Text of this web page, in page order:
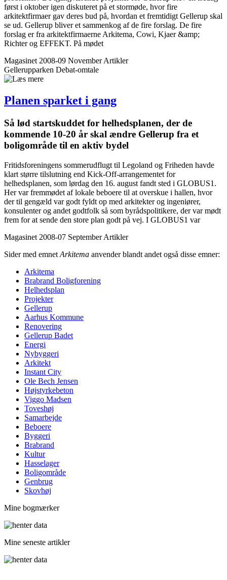
først i oktober igen diskuteret på et stormøde, hvor fire
arkitektfirmaer gav deres bud på, hvordan et fremtidigt Gellerup skal
se ud. Gellerup bliver et sammenkog af de fire forslag. De fire
forslag er fra arkitektfirmaerne Arkitema, Cowi, Kjaer &amp;
Richter og EFFEKT. På mødet
Magasinet 2008-09 November Artikler
Gellerupparken Debat-omtale
Planen sparket i gang
Så lød startskuddet for helheds­planen, der de
kommende 10-20 år skal ændre Gellerup fra et
boligområde til en aktiv bydel
Fritidsforeningens sommerudflugt til Legoland og Friheden havde
klart større tilslutning end Kick-Off-arrangementet for
helhedsplanen, som lørdag den 16. august fandt sted i GLOBUS1.
Her var fremmødet af lokale beboere til at overskue i hallen, hvor
der til gengæld var godt fyldt op med arkitekter og ingeniører,
konsulenter og andet godtfolk så som byrådspolitikere, der var mødt
frem for at sende den store plan godt på vej. I GLOBUS1 var
Magasinet 2008-07 September Artikler
Sider med emnet Arkitema anvender blandt andet også disse emner:
Arkitema
Brabrand Bolig­forening
Helheds­plan
Projekter
Gellerup
Aarhus Kommune
Renove­ring
Gellerup Badet
Energi
Nybyggeri
Arkitekt
Instant City
Ole Bech Jensen
Højstyrkebeton
Viggo Madsen
Toveshøj
Samarbejde
Beboere
Byggeri
Brabrand
Kultur
Hasselager
Boligområde
Genbrug
Skovhøj
Mine bogmærker
Mine seneste artikler